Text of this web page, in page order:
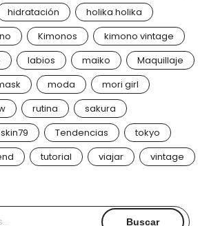
hidratación
holika holika
Kimonos
kimono vintage
labios maiko
Maquillaje
moda
mori girl
rutina
sakura
skin79 Tendencias
tokyo
tutorial viajar vintage
BuscarBuscar